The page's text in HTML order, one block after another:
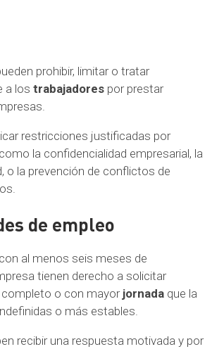
prohibir, limitar o tratar
a los trabajadores por prestar
restricciones justificadas por
la confidencialidad empresarial, la
o la prevención de conflictos de
de empleo
con al menos seis meses de
tienen derecho a solicitar
o con mayorjornada que la
o más estables.
recibir una respuesta motivada y por